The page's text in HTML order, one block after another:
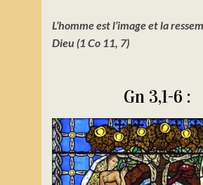
L’homme est l’image et la
Dieu (1 Co 11, 7)
Gn 3,1-6 :